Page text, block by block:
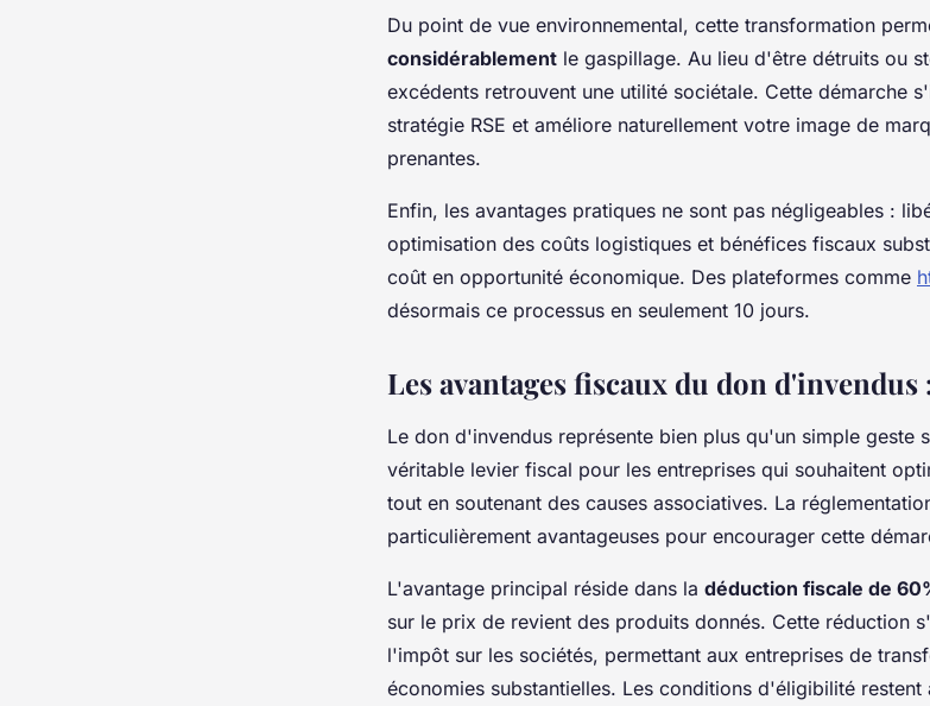
Du point de vue environnemental, cette transformation
considérablement le gaspillage. Au lieu d'être détruits ou
excédents retrouvent une utilité sociétale. Cette démarche
stratégie RSE et améliore naturellement votre image de
prenantes.
Enfin, les avantages pratiques ne sont pas négligeables :
optimisation des coûts logistiques et bénéfices fiscaux
coût en opportunité économique. Des plateformes comme
désormais ce processus en seulement 10 jours.
Les avantages fiscaux du don
Le don d'invendus représente bien plus qu'un simple geste
véritable levier fiscal pour les entreprises qui souhaitent
tout en soutenant des causes associatives. La
particulièrement avantageuses pour encourager cette
L'avantage principal réside dans la déduction fiscale de
sur le prix de revient des produits donnés. Cette réduction
l'impôt sur les sociétés, permettant aux entreprises de
économies substantielles. Les conditions d'éligibilité